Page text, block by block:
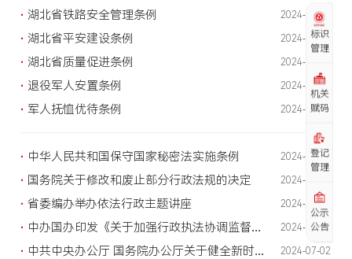
湖北省铁路安全管理条例 2024-08-15
湖北省平安建设条例 2024-08-15
湖北省质量促进条例 2024-08-15
退役军人安置条例 2024-08-15
军人抚恤优待条例 2024-08-15
中华人民共和国保守国家秘密法实施条例 2024-08-15
国务院关于修改和废止部分行政法规的决定 2024-08-15
省委编办举办依法行政主题讲座 2024-07-19
中办国办印发《关于加强行政执法协调监督工作体系建设的意见》 2024-07-02
中共中央办公厅 国务院办公厅关于健全新时代志愿服务体系的意见 2024-07-02
标识
管理
机关
赋码
登记
管理
公示
公告